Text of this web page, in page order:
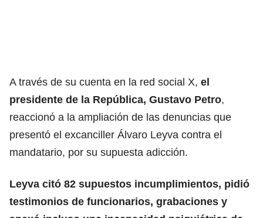
A través de su cuenta en la red social X, el
presidente de la República, Gustavo Petro,
reaccionó a la ampliación de las denuncias que
presentó el excanciller Álvaro Leyva contra el
mandatario, por su supuesta adicción.
Leyva citó 82 supuestos incumplimientos, pidió
testimonios de funcionarios, grabaciones y